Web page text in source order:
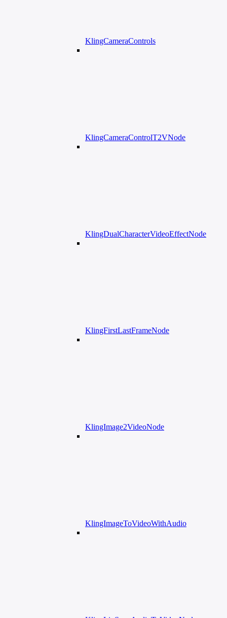
KlingCameraControls
KlingCameraControlT2VNode
KlingDualCharacterVideoEffectNode
KlingFirstLastFrameNode
KlingImage2VideoNode
KlingImageToVideoWithAudio